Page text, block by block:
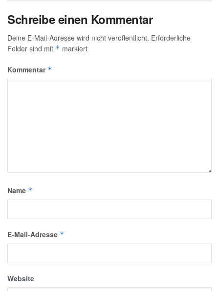
Schreibe einen Kommentar
Deine E-Mail-Adresse wird nicht veröffentlicht. Erforderliche
Felder sind mit * markiert
Kommentar *
Name *
E-Mail-Adresse *
Website